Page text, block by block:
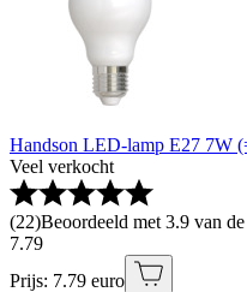
Handson LED-lamp E27 7W
Veel verkocht
(22)Beoordeeld met 3.9 van
7.79
Prijs: 7.79 euro